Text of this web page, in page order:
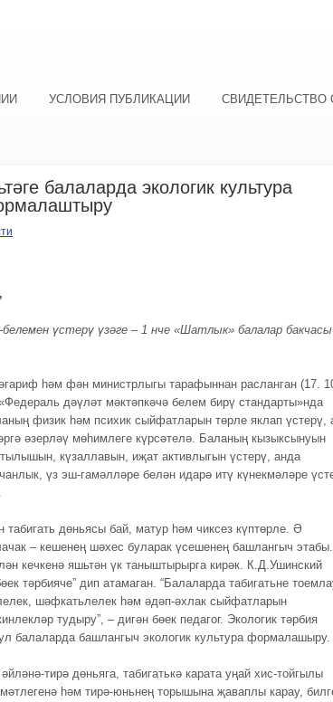
УСЛОВИЯ ПУБЛИКАЦИИ СВИДЕТЕЛЬСТВО
балаларда экологик культура
үстерү үзәге – 1 нче «Шатлык» балалар бакчасы
һәм фән министрлыгы тарафыннан расланган (17.
дәүләт мәктәпкәчә белем бирү стандарты»нда
физик һәм психик сыйфатларын төрле яклап үстерү,
әзерләү мөһимлеге күрсәтелә. Баланың кызыксынуын
күзаллавын, иҗат активлыгын үстерү, анда
үз эш-гамәлләре белән идарә итү күнекмәләре
табигать дөньясы бай, матур һәм чиксез күптөрле. Ә
– кешенең шәхес буларак үсешенең башлангыч этабы.
кечкенә яшьтән үк таныштырырга кирәк. К.Д.Ушинский
тәрбияче” дип атамаган. “Балаларда табигатьне
шәфкатьлелек һәм әдәп-әхлак сыйфатларын
тудыру”, – дигән бөек педагог. Экологик тәрбия
балаларда башлангыч экологик культура формалашыру.
тирә дөньяга, табигатькә карата уңай хис-тойгылы
һәм тирә-юньнең торышына җаваплы карау,